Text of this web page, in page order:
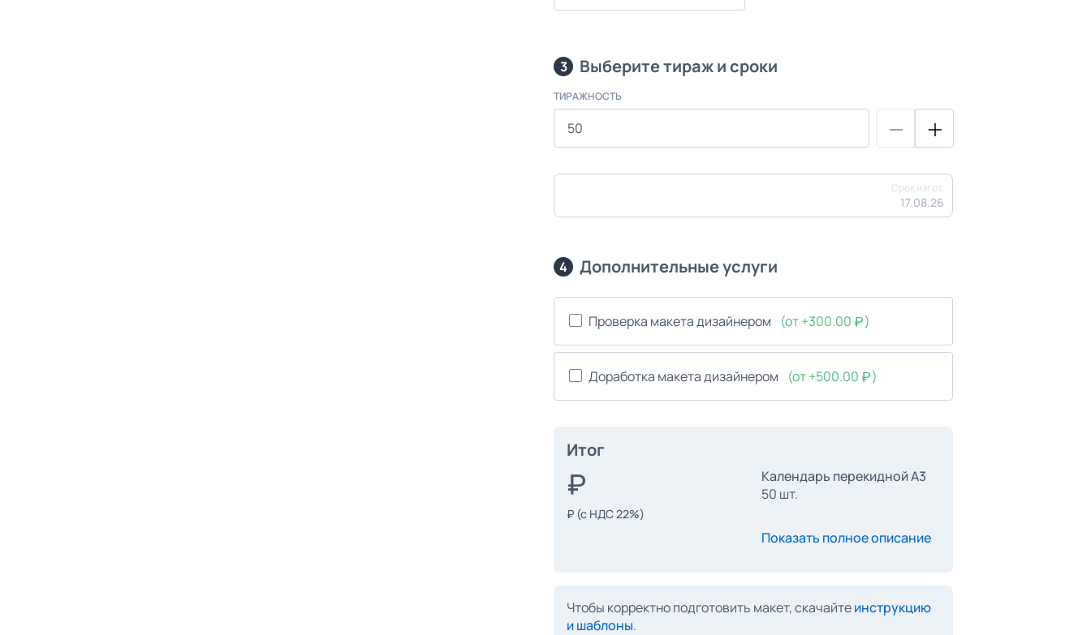
3 Выберите тираж и сроки
ТИРАЖНОСТЬ
Срок изгот.
17.08.26
4 Дополнительные услуги
Проверка макета дизайнером (от +300.00 )
Доработка макета дизайнером (от +500.00 )
Итог
₽ (с НДС 22%)
Календарь перекидной А3
50 шт.
Показать полное описание
Чтобы корректно подготовить макет, скачайтеинструкцию
и шаблоны.